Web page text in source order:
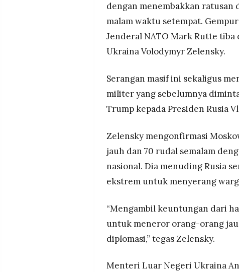
dan kerusakan pembangkit
Gempuran ini terjadi menjelang
menandai berakhirnya jeda
dengan menembakkan ratusan
malam waktu setempat.
Jenderal NATO Mark Rutte
Ukraina Volodymyr Zelensky.
Serangan masif ini sekaligus
militer yang sebelumnya
Trump kepada Presiden Rusia
Zelensky mengonfirmasi
jauh dan 70 rudal semalam
nasional. Dia menuding Rusia
ekstrem untuk menyerang
“Mengambil keuntungan dari
untuk meneror orang-orang
diplomasi,” tegas Zelensky.
Menteri Luar Negeri Ukraina